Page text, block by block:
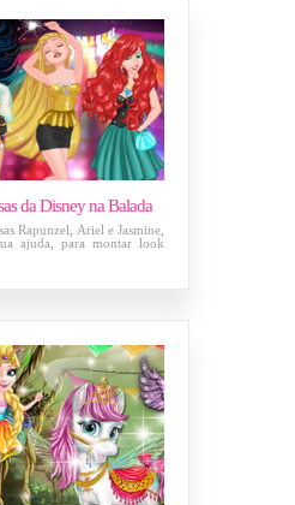
da Disney na Balada
Rapunzel, Ariel e Jasmine,
ajuda, para montar look